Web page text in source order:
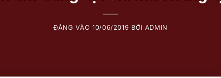
ĐĂNG VÀO 10/06/2019 BỞI ADMIN